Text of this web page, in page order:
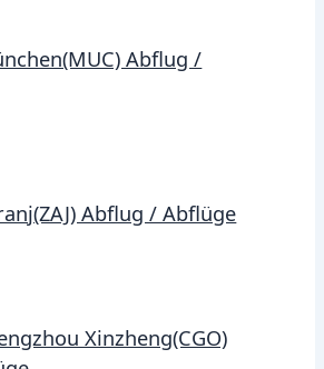
Abflug /
Abflug / Abflüge
Xinzheng(CGO)